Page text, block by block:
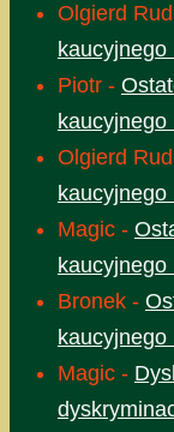
Olgierd
kaucyjnego
Piotr -
kaucyjnego
Olgierd
kaucyjnego
Magic -
kaucyjnego
Bronek -
kaucyjnego
Magic -